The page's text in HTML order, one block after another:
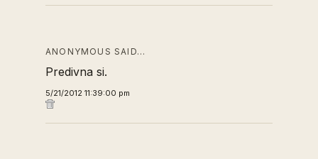
ANONYMOUS SAID…
Predivna si.
5/21/2012 11:39:00 pm